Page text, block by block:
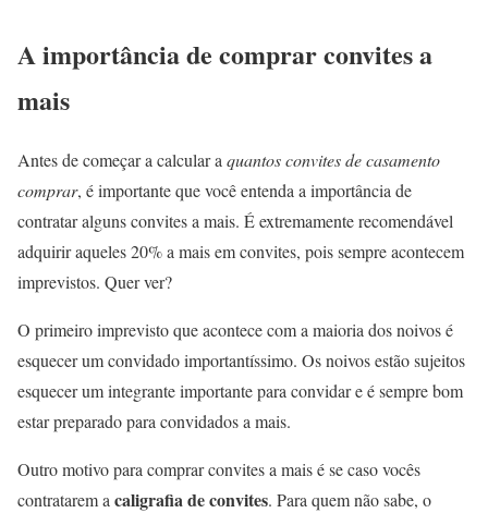
A importância de comprar convites a
mais
Antes de começar a calcular a quantos convites de casamento
comprar, é importante que você entenda a importância de
contratar alguns convites a mais. É extremamente recomendável
adquirir aqueles 20% a mais em convites, pois sempre acontecem
imprevistos. Quer ver?
O primeiro imprevisto que acontece com a maioria dos noivos é
esquecer um convidado importantíssimo. Os noivos estão sujeitos
esquecer um integrante importante para convidar e é sempre bom
estar preparado para convidados a mais.
Outro motivo para comprar convites a mais é se caso vocês
contratarem a caligrafia de convites. Para quem não sabe, o